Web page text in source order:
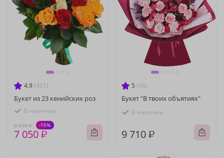
4.9 (451)
Букет из 23 кенийских роз
В наличии
8 290 ₽ -15%
7 050 ₽
5 (48)
Букет "В твоих объятиях"
В наличии
9 710 ₽